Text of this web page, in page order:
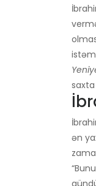
saxta
ən